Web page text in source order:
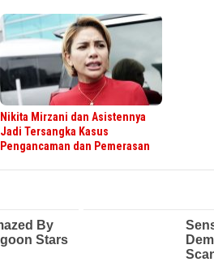
Nikita Mirzani dan Asistennya
Jadi Tersangka Kasus
Pengancaman dan Pemerasan